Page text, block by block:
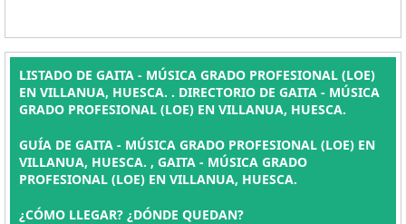
LISTADO DE GAITA - MÚSICA GRADO PROFESIONAL (LOE)
EN VILLANUA, HUESCA. . DIRECTORIO DE GAITA - MÚSICA
GRADO PROFESIONAL (LOE) EN VILLANUA, HUESCA.
GUÍA DE GAITA - MÚSICA GRADO PROFESIONAL (LOE) EN
VILLANUA, HUESCA. , GAITA - MÚSICA GRADO
PROFESIONAL (LOE) EN VILLANUA, HUESCA.
¿CÓMO LLEGAR? ¿DÓNDE QUEDAN?